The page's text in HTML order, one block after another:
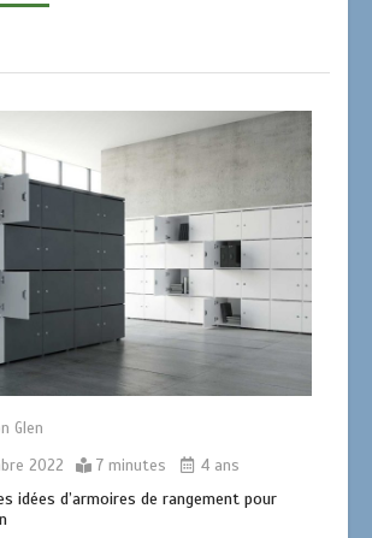
Glen
2022
7 minutes 4 ans
idées d’armoires de rangement pour